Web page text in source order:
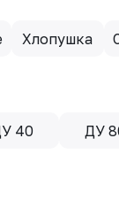
Хлопушка
40 ДУ